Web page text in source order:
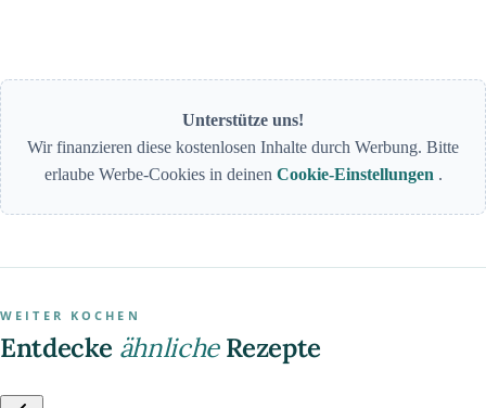
Unterstütze uns!
Wir finanzieren diese kostenlosen Inhalte durch Werbung. Bitte
erlaube Werbe-Cookies in deinen Cookie-Einstellungen .
WEITER KOCHEN
Entdecke ähnlicheRezepte